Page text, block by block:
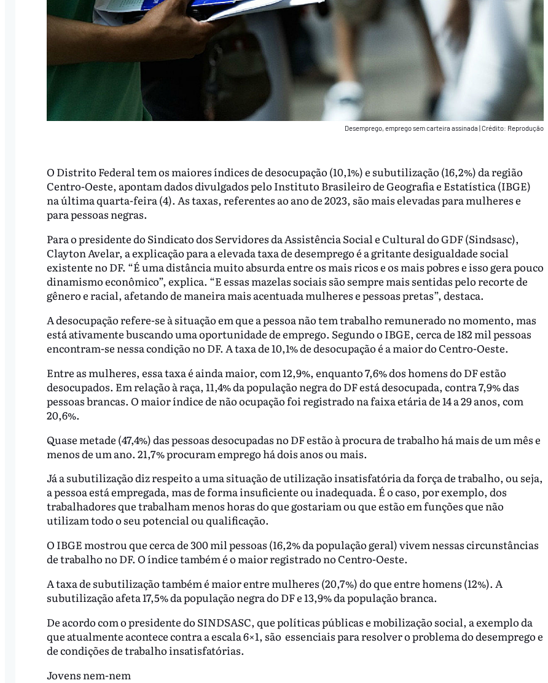
Desemprego, emprego sem carteira assinada Crédito: Reprodução
O Distrito Federal tem os maiores índices de desocupação (10,1%) e subutilização (16,2%) da região
Centro-Oeste, apontam dados divulgados pelo Instituto Brasileiro de Geografia e Estatística (IBGE)
na última quarta-feira (4). As taxas, referentes ao ano de 2023, são mais elevadas para mulheres e
para pessoas negras.
Para o presidente do Sindicato dos Servidores da Assistência Social e Cultural do GDF (Sindsasc),
Clayton Avelar, a explicação para a elevada taxa de desemprego é a gritante desigualdade social
existente no DF. “É uma distância muito absurda entre os mais ricos e os mais pobres e isso gera pouco
dinamismo econômico”, explica. “E essas mazelas sociais são sempre mais sentidas pelo recorte de
gênero e racial, afetando de maneira mais acentuada mulheres e pessoas pretas”, destaca.
A desocupação refere-se à situação em que a pessoa não tem trabalho remunerado no momento, mas
está ativamente buscando uma oportunidade de emprego. Segundo o IBGE, cerca de 182 mil pessoas
encontram-se nessa condição no DF. A taxa de 10,1% de desocupação é a maior do Centro-Oeste.
Entre as mulheres, essa taxa é ainda maior, com 12,9%, enquanto 7,6% dos homens do DF estão
desocupados. Em relação à raça, 11,4% da população negra do DF está desocupada, contra 7,9% das
pessoas brancas. O maior índice de não ocupação foi registrado na faixa etária de 14 a 29 anos, com
20,6%.
Quase metade (47,4%) das pessoas desocupadas no DF estão à procura de trabalho há mais de um mês e
menos de um ano. 21,7% procuram emprego há dois anos ou mais.
Já a subutilização diz respeito a uma situação de utilização insatisfatória da força de trabalho, ou seja,
a pessoa está empregada, mas de forma insuficiente ou inadequada. É o caso, por exemplo, dos
trabalhadores que trabalham menos horas do que gostariam ou que estão em funções que não
utilizam todo o seu potencial ou qualificação.
O IBGE mostrou que cerca de 300 mil pessoas (16,2% da população geral) vivem nessas circunstâncias
de trabalho no DF. O índice também é o maior registrado no Centro-Oeste.
A taxa de subutilização também é maior entre mulheres (20,7%) do que entre homens (12%). A
subutilização afeta 17,5% da população negra do DF e 13,9% da população branca.
De acordo com o presidente do SINDSASC, que políticas públicas e mobilização social, a exemplo da
que atualmente acontece contra a escala 6×1, são essenciais para resolver o problema do desemprego e
de condições de trabalho insatisfatórias.
Jovens nem-nem